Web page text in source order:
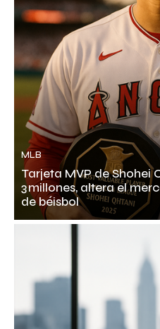
MLB
Tarjeta MVP de Shohei
3 millones, altera el
de béisbol